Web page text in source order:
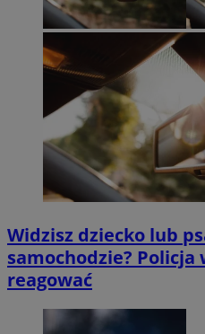
Widzisz dziecko lub
samochodzie? Policja
reagować